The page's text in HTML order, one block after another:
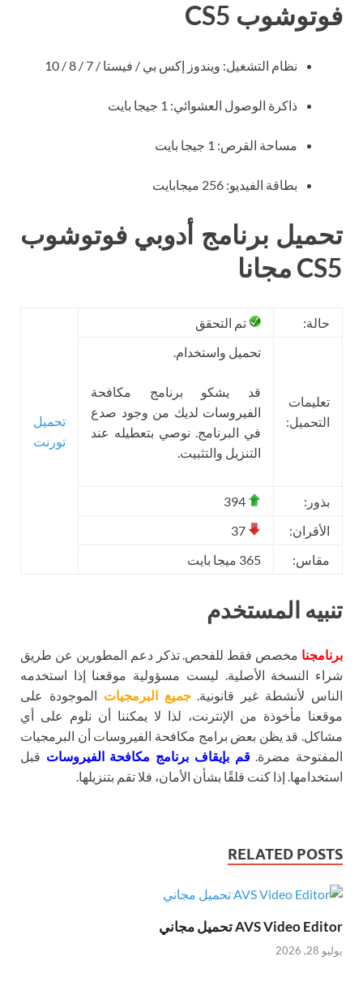
فوتوشوب CS5
نظام التشغيل: ويندوز إكس بي / فيستا / 7 / 8 / 10
ذاكرة الوصول العشوائي: 1 جيجا بايت
مساحة القرص: 1 جيجا بايت
بطاقة الفيديو: 256 ميجابايت
تحميل برنامج أدوبي فوتوشوب
CS5 مجانا
حالة: تم التحقق
تحميل
تورنت
تعليمات
التحميل:
تحميل واستخدام.
قد يشكو برنامج مكافحة
الفيروسات لديك من وجود صدع
في البرنامج. نوصي بتعطيله عند
التنزيل والتثبيت.
بذور:
الأقران:
مقاس:
365 ميجا بايت
تنبيه المستخدم
برنامجنا مخصص فقط للفحص. تذكر دعم المطورين عن طريق
شراء النسخة الأصلية. ليست مسؤولية موقعنا إذا استخدمه
الناس لأنشطة غير قانونية.جميع البرمجيات الموجودة على
موقعنا مأخوذة من الإنترنت، لذا لا يمكننا أن نلوم على أي
مشاكل. قد يظن بعض برامج مكافحة الفيروسات أن البرمجيات
المفتوحة مضرة.قم بإيقاف برنامج مكافحة الفيروسات قبل
استخدامها. إذا كنت قلقًا بشأن الأمان، فلا تقم بتنزيلها.
RELATED POSTS
AVS Video Editor تحميل مجاني
يوليو 28, 2026